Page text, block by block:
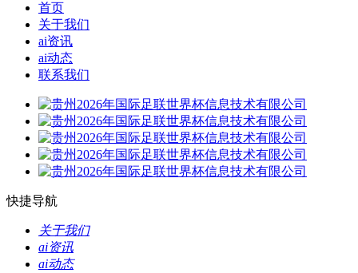
首页
关于我们
ai资讯
ai动态
联系我们
快捷导航
关于我们
ai资讯
ai动态